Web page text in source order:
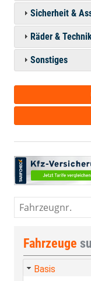
Sicherheit &
Räder &
Sonstiges
Fahrzeugnr.
Fahrzeuge
Basis